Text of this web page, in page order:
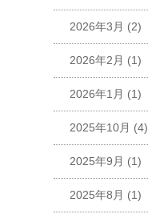
2026年3月 (2)
2026年2月 (1)
2026年1月 (1)
2025年10月 (4)
2025年9月 (1)
2025年8月 (1)